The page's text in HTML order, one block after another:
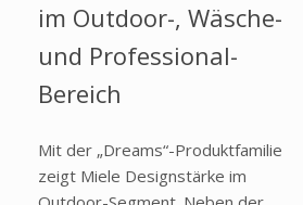
im Outdoor-, Wäsche-
und Professional-
Bereich
Mit der „Dreams“-Produktfamilie
zeigt Miele Designstärke im